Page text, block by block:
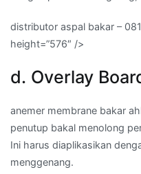
distributor aspal bakar –
height=”576″ />
d. Overlay
anemer membrane bakar
penutup bakal menolong
Ini harus diaplikasikan
menggenang.